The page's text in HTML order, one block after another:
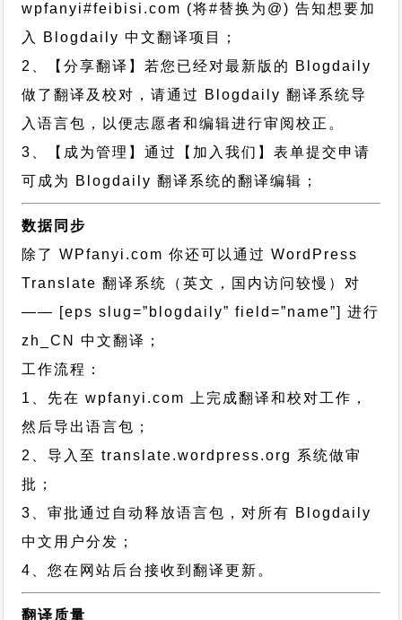
wpfanyi#feibisi.com (将#替换为@) 告知想要加
入 Blogdaily 中文翻译项目；
2、【分享翻译】若您已经对最新版的 Blogdaily
做了翻译及校对，请通过 Blogdaily 翻译系统导
入语言包，以便志愿者和编辑进行审阅校正。
3、【成为管理】通过【加入我们】表单提交申请
可成为 Blogdaily 翻译系统的翻译编辑；
数据同步
除了 WPfanyi.com 你还可以通过WordPress
Translate 翻译系统（英文，国内访问较慢）对
—— [eps slug=”blogdaily” field=”name”]进行
zh_CN
中文翻译；
工作流程：
1、先在 wpfanyi.com 上完成翻译和校对工作，
然后导出语言包；
2、导入至 translate.wordpress.org 系统做审
批；
3、审批通过自动释放语言包，对所有 Blogdaily
中文用户分发；
4、您在网站后台接收到翻译更新。
翻译质量